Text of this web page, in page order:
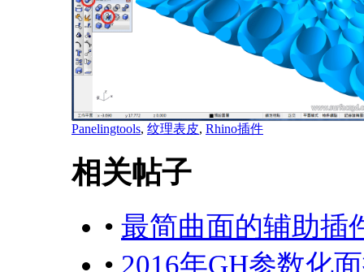
Panelingtools, 纹理表皮, Rhino插件
相关帖子
• 最简曲面的辅助插
• 2016年GH参数化